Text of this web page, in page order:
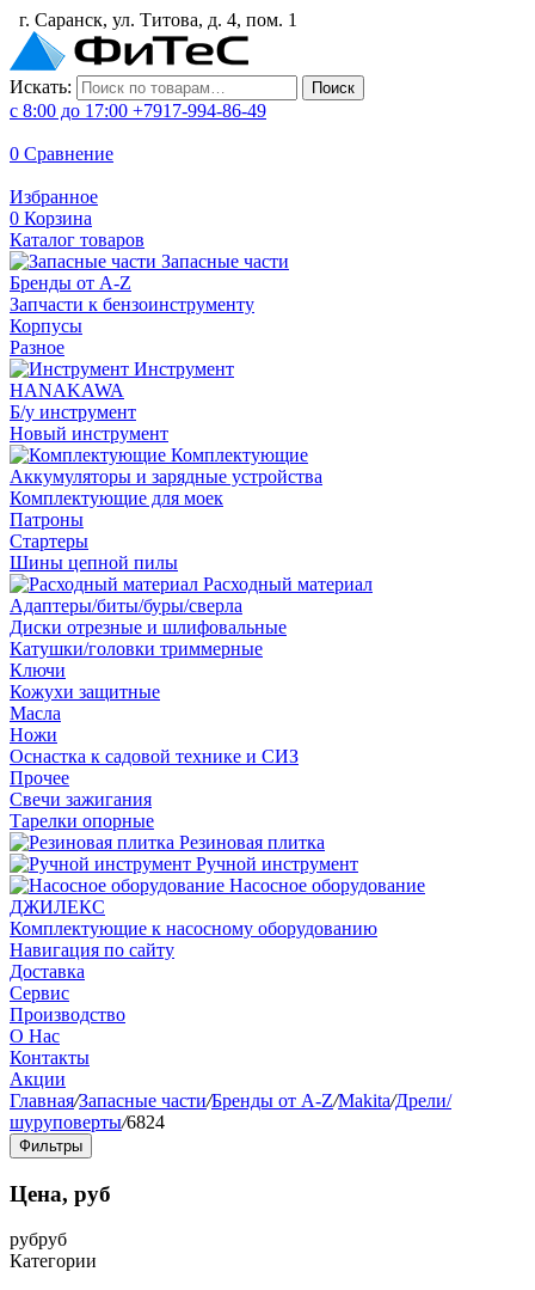
г. Саранск, ул. Титова, д. 4, пом. 1
Искать: Поиск
с 8:00 до 17:00 +7917-994-86-49
0 Сравнение
Избранное
0 Корзина
Каталог товаров
Запасные части
Бренды от A-Z
Запчасти к бензоинструменту
Корпусы
Разное
Инструмент
HANAKAWA
Б/у инструмент
Новый инструмент
Комплектующие
Аккумуляторы и зарядные устройства
Комплектующие для моек
Патроны
Стартеры
Шины цепной пилы
Расходный материал
Адаптеры/биты/буры/сверла
Диски отрезные и шлифовальные
Катушки/головки триммерные
Ключи
Кожухи защитные
Масла
Ножи
Оснастка к садовой технике и СИЗ
Прочее
Свечи зажигания
Тарелки опорные
Резиновая плитка
Ручной инструмент
Насосное оборудование
ДЖИЛЕКС
Комплектующие к насосному оборудованию
Навигация по сайту
Доставка
Сервис
Производство
О Нас
Контакты
Акции
Главная/Запасные части/Бренды от A-Z/Makita/Дрели/
шуруповерты/6824
Фильтры
Цена, руб
рубруб
Категории